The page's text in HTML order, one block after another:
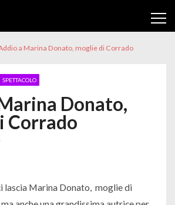
a Marina Donato, moglie di Corrado
SPETTACOLO
Donato,
Corrado
lascia Marina Donato, moglie di